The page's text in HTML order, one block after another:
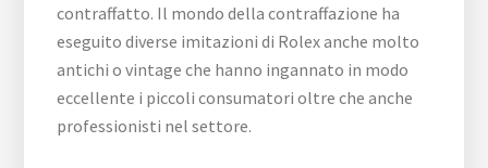
contraffatto. Il mondo della contraffazione ha
eseguito diverse imitazioni di Rolex anche molto
antichi o vintage che hanno ingannato in modo
eccellente i piccoli consumatori oltre che anche
professionisti nel settore.